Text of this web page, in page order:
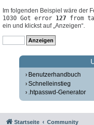
Im folgenden Beispiel wäre der
1030 Got error 127 from
ein und klickst auf „Anzeigen“.
Benutzerhandbuch
Schnelleinstieg
.htpasswd-Generator
Startseite Community